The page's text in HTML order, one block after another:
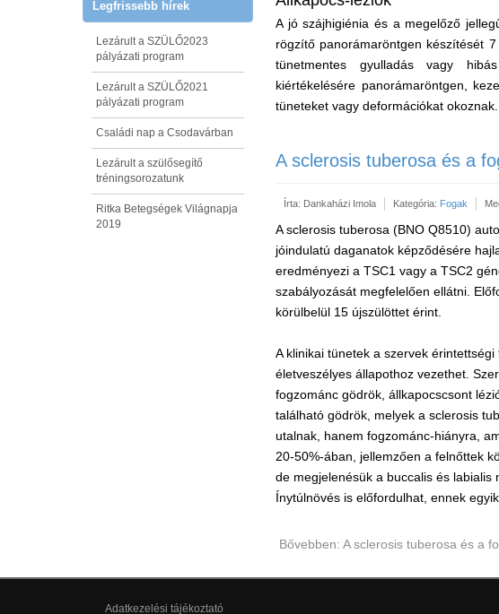
Legfrissebb hírek
Lezárult a SZÜLŐ2023
pályázati program
Lezárult a SZÜLŐ2021
pályázati program
Családi nap a Csodavárban
Lezárult a szülősegítő
tréningsorozatunk
Ritka Betegségek Világnapja
2019
A jó szájhigiénia és a megelőző
rögzítő panorámaröntgen készítését
tünetmentes gyulladás vagy
kiértékelésére panorámaröntgen,
tüneteket vagy deformációkat okoznak.
A sclerosis tuberosa és a
Írta: Dankaházi Imola Kategória: Fogak
A sclerosis tuberosa (BNO Q8510)
jóindulatú daganatok képződésére
eredményezi a TSC1 vagy a TSC2
szabályozását megfelelően ellátni.
körülbelül 15 újszülöttet érint.
A klinikai tünetek a szervek
életveszélyes állapothoz vezethet.
fogzománc gödrök, állkapocscsont
található gödrök, melyek a sclerosis
utalnak, hanem fogzománc-hiányra,
20-50%-ában, jellemzően a felnőttek
de megjelenésük a buccalis és labialis
Ínytúlnövés is előfordulhat, ennek
Bővebben: A sclerosis tuberosa és a
Adatkezelési tájékoztató